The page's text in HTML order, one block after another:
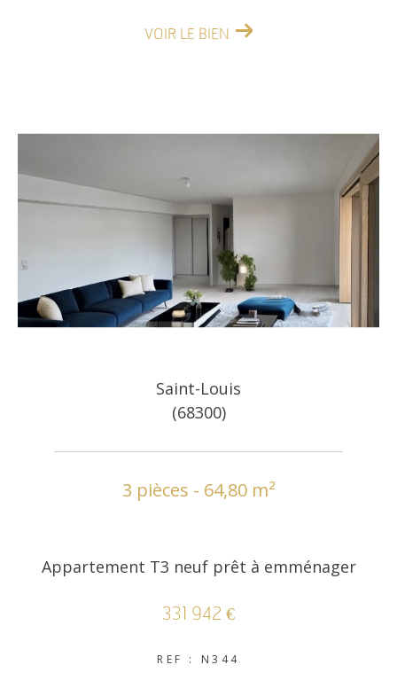
VOIR LE BIEN
Saint-Louis
(68300)
3 pièces - 64,80 m²
Appartement T3 neuf prêt à emménager
331 942 €
REF : N344